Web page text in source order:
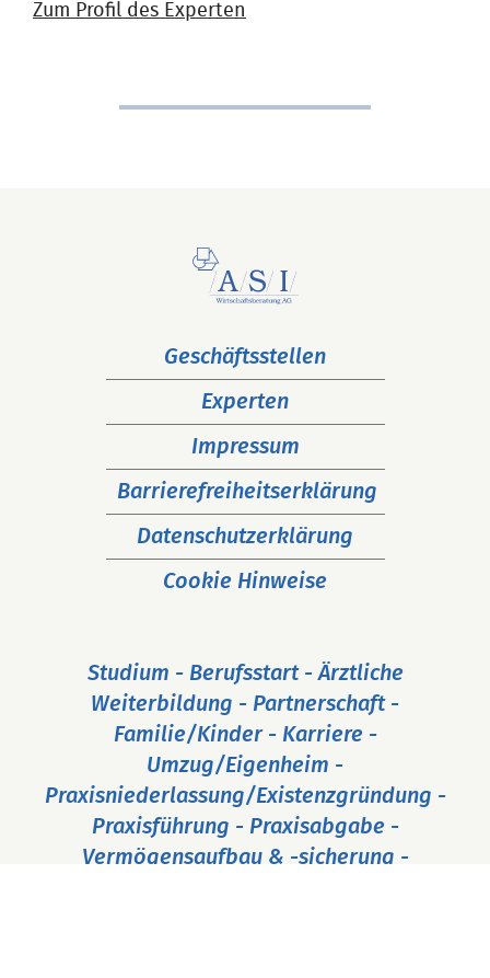
Zum Profil des Experten
überspringen
Geschäftsstellen
Experten
Impressum
Barrierefreiheitserklärung
Datenschutzerklärung
Cookie Hinweise
Studium - Berufsstart - Ärztliche
Weiterbildung - Partnerschaft -
Familie/Kinder - Karriere -
Umzug/Eigenheim -
Praxisniederlassung/Existenzgründung -
Praxisführung - Praxisabgabe -
Vermögensaufbau & -sicherung -